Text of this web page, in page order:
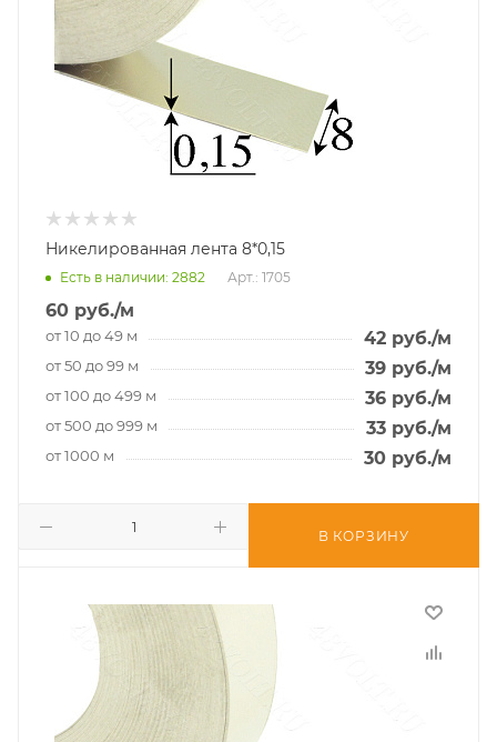
Никелированная лента 8*0,15
Есть в наличии: 2882 Арт.: 1705
60 руб./м
от 10 до 49 м 42 руб./м
от 50 до 99 м 39 руб./м
от 100 до 499 м 36 руб./м
от 500 до 999 м 33 руб./м
от 1000 м 30 руб./м
В КОРЗИНУ